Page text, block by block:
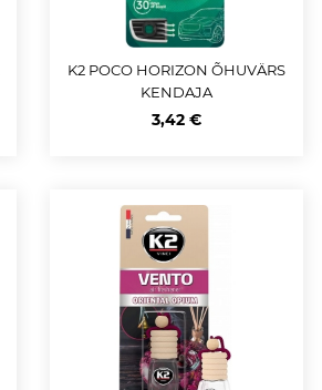
K2 POCO HORIZON ÕHUVÄRS
KENDAJA
3,42 €